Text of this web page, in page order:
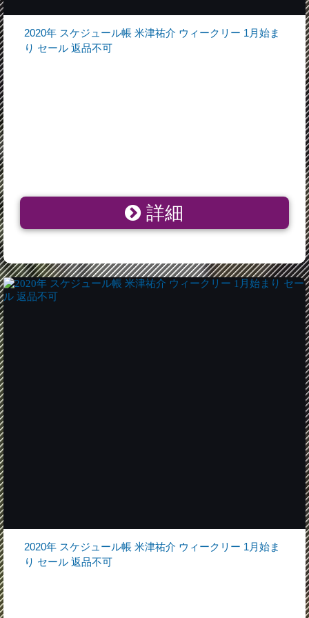
2020年 スケジュール帳 米津祐介 ウィークリー 1月始ま
り セール 返品不可
詳細
2020年 スケジュール帳 米津祐介 ウィークリー 1月始ま
り セール 返品不可